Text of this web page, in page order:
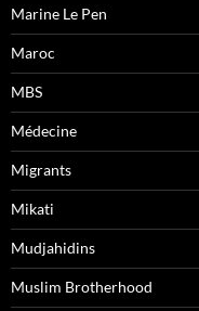
Marine Le Pen
Maroc
MBS
Médecine
Migrants
Mikati
Mudjahidins
Muslim Brotherhood